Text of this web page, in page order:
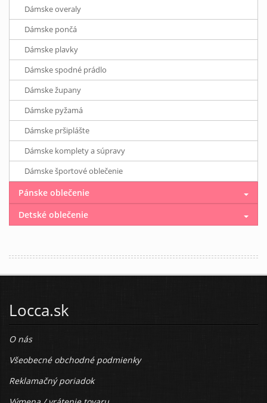
Dámske overaly
Dámske pončá
Dámske plavky
Dámske spodné prádlo
Dámske župany
Dámske pyžamá
Dámske pršiplášte
Dámske komplety a súpravy
Dámske športové oblečenie
Pánske oblečenie
Detské oblečenie
Locca.sk
O nás
Všeobecné obchodné podmienky
Reklamačný poriadok